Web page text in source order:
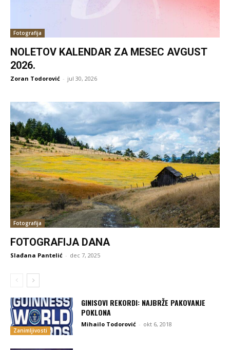
Fotografija
NOLETOV KALENDAR ZA MESEC AVGUST
2026.
Zoran Todorović - jul 30, 2026
Fotografija
FOTOGRAFIJA DANA
Slađana Pantelić - dec 7, 2025
Zanimljivosti
GINISOVI REKORDI: NAJBRŽE PAKOVANJE
POKLONA
Mihailo Todorović - okt 6, 2018